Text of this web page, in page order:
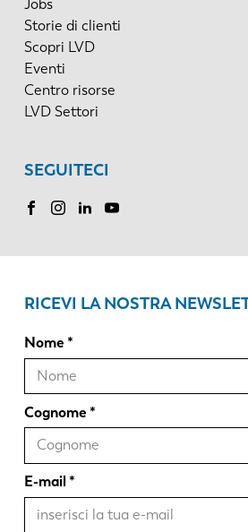
Jobs
Storie di clienti
Scopri LVD
Eventi
Centro risorse
LVD Settori
SEGUITECI
RICEVI LA NOSTRA
Nome
Cognome
E-mail